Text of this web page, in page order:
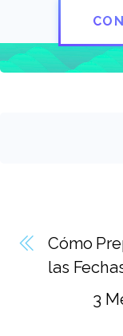
Cómo
las
3